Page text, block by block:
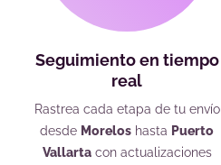
Seguimiento en tiempo
real
Rastrea cada etapa de tu envío
desde Morelos hasta Puerto
Vallartacon actualizaciones